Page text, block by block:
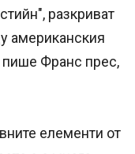
разкриват
американския
пише Франс прес,
елементи от